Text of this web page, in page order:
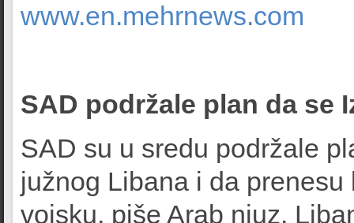
www.en.mehrnews.com
SAD podržale plan da se
SAD su u sredu podržale
južnog Libana i da
vojsku, piše Arab njuz.